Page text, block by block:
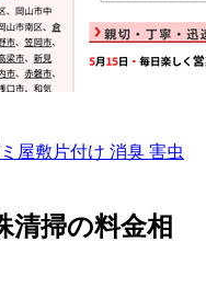
屋敷片付け 消臭 害虫
清掃の料金相